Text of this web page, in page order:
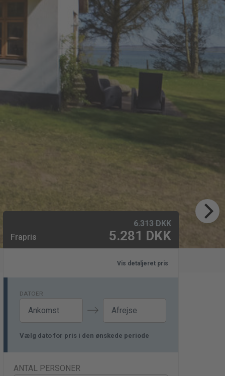
Frapris
6.313DKK
5.281 DKK
Vis detaljeret pris
DATOER
forward
with
backward
Vælg dato for pris i den ønskede periode
ANTAL PERSONER